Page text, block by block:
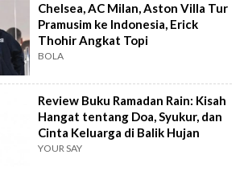
Chelsea, AC Milan, Aston Villa Tur
Pramusim ke Indonesia, Erick
Thohir Angkat Topi
BOLA
Review Buku Ramadan Rain: Kisah
Hangat tentang Doa, Syukur, dan
Cinta Keluarga di Balik Hujan
YOUR SAY